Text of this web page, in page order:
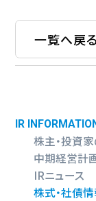
一覧へ戻る
IR
株主・投資
中期経営計
IRニュース
株式・社債